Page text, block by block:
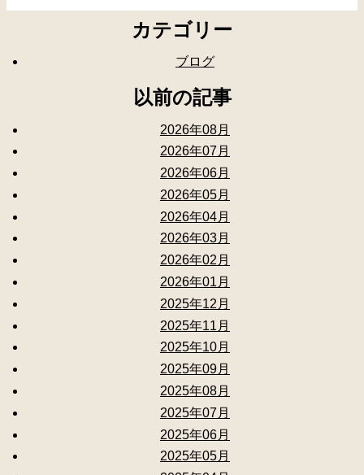
カテゴリー
ブログ
以前の記事
2026年08月
2026年07月
2026年06月
2026年05月
2026年04月
2026年03月
2026年02月
2026年01月
2025年12月
2025年11月
2025年10月
2025年09月
2025年08月
2025年07月
2025年06月
2025年05月